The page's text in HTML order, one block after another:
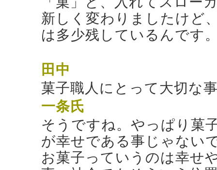
新しく変わりましたけど
は多少残しているんです
田中
菓子職人にとって大切な
一条氏
そうですね。やっぱり菓
が幸せである事じゃない
お菓子っていうのは幸せ